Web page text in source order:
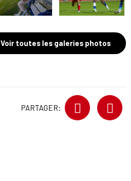
Voir toutes les galeries photos
PARTAGER: